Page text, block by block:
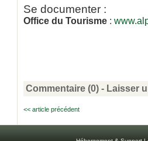
Se documenter :
Office du Tourisme :
Commentaire (0) - Laisser
<< article précédent